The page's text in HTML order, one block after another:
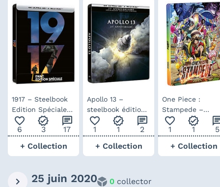
1917 – Steelbook
Edition Spéciale
Fnac Blu-ray 4K
favorite_outline
6
verified
3
chat
17
+ Collection
Apollo 13 –
steelbook édition
limitée 25ème
Anniversaire blu-
favorite_outline
1
verified
1
chat
2
+ Collection
One Piece :
Stampede –
édition collector
Futurepak
favorite_outline
1
verified
1
5
+ Collection
25 juin 2020 0 collector